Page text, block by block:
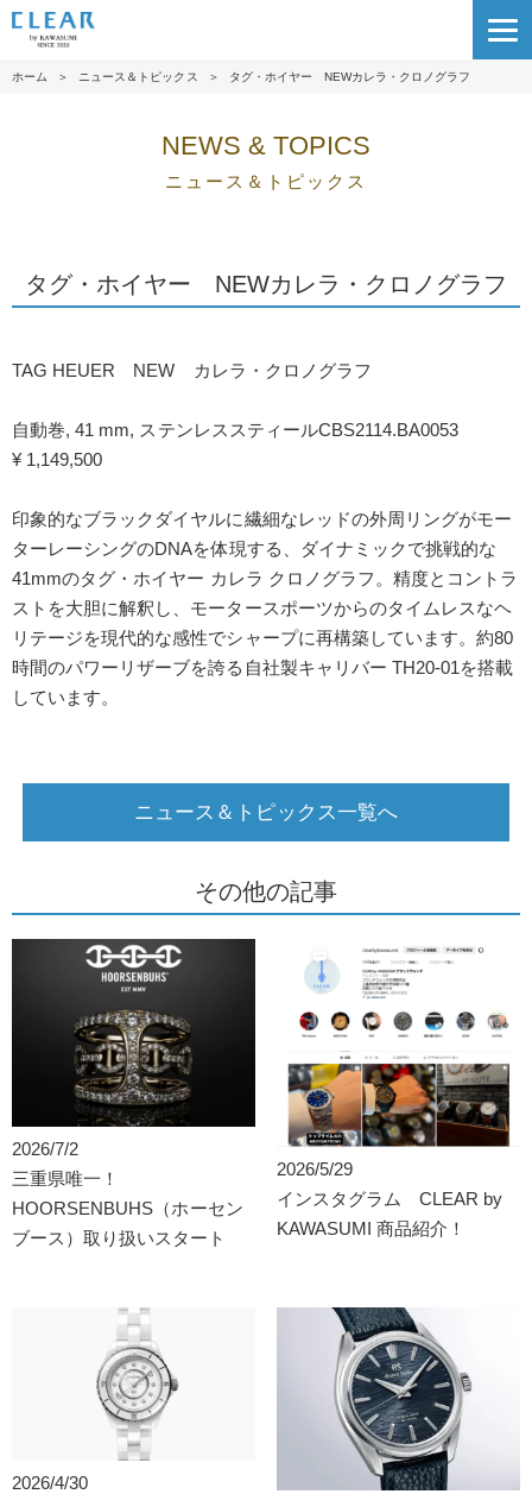
ホーム ＞ ニュース＆トピックス ＞ タグ・ホイヤー NEWカレラ・クロノグラフ
NEWS & TOPICS
ニュース＆トピックス
タグ・ホイヤー NEWカレラ・クロノグラフ
TAG HEUER NEW カレラ・クロノグラフ
自動巻, 41 mm, ステンレススティールCBS2114.BA0053
¥ 1,149,500
印象的なブラックダイヤルに繊細なレッドの外周リングがモー
ターレーシングのDNAを体現する、ダイナミックで挑戦的な
41mmのタグ・ホイヤー カレラ クロノグラフ。精度とコントラ
ストを大胆に解釈し、モータースポーツからのタイムレスなヘ
リテージを現代的な感性でシャープに再構築しています。約80
時間のパワーリザーブを誇る自社製キャリバー TH20-01を搭載
しています。
ニュース＆トピックス一覧へ
その他の記事
2026/7/2
三重県唯一！
HOORSENBUHS（ホーセン
ブース）取り扱いスタート
2026/5/29
インスタグラム CLEAR by
KAWASUMI 商品紹介！
2026/4/30